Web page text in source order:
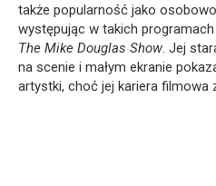
także popularność jako
występując w takich
The Mike Douglas Show. Jej
na scenie i małym ekranie
artystki, choć jej kariera filmowa